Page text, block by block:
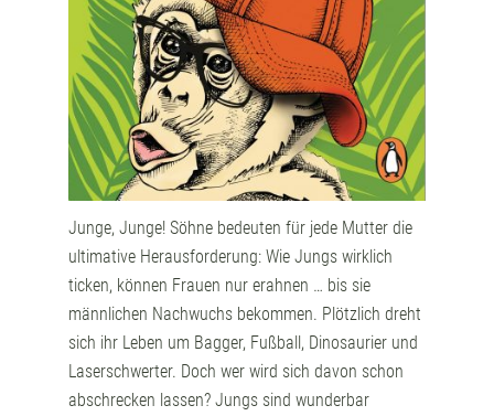
Junge, Junge! Söhne bedeuten für jede Mutter die
ultimative Herausforderung: Wie Jungs wirklich
ticken, können Frauen nur erahnen … bis sie
männlichen Nachwuchs bekommen. Plötzlich dreht
sich ihr Leben um Bagger, Fußball, Dinosaurier und
Laserschwerter. Doch wer wird sich davon schon
abschrecken lassen? Jungs sind wunderbar